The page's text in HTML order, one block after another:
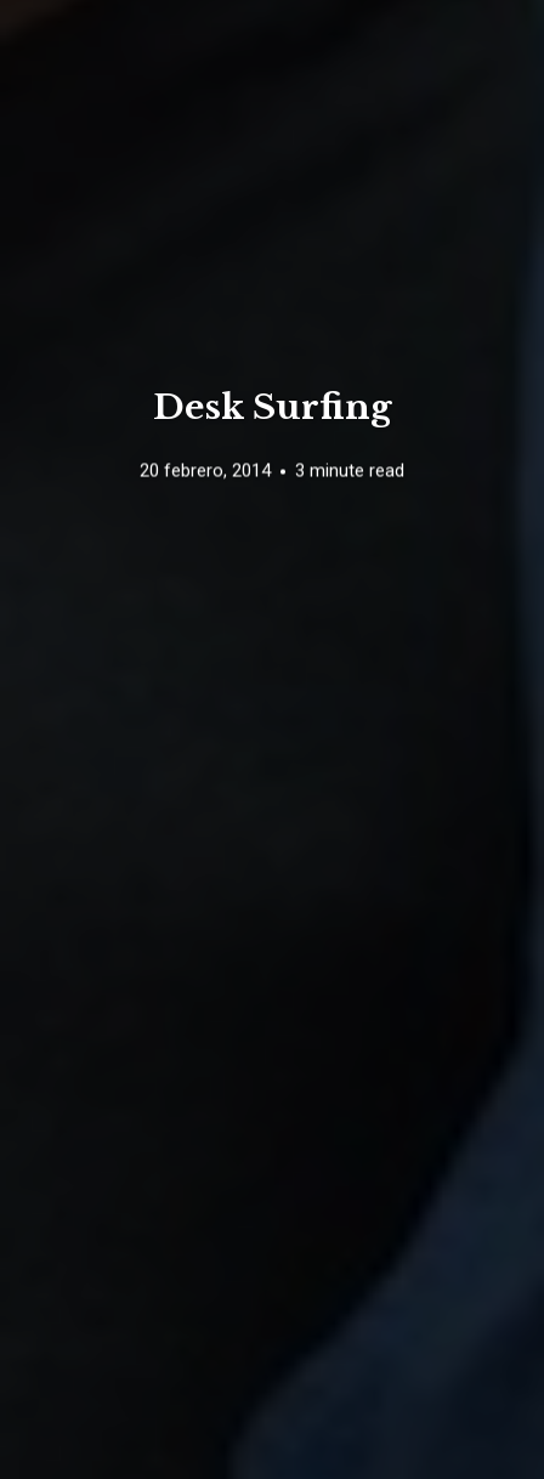
Desk Surfing
20 febrero, 2014 3 minute read